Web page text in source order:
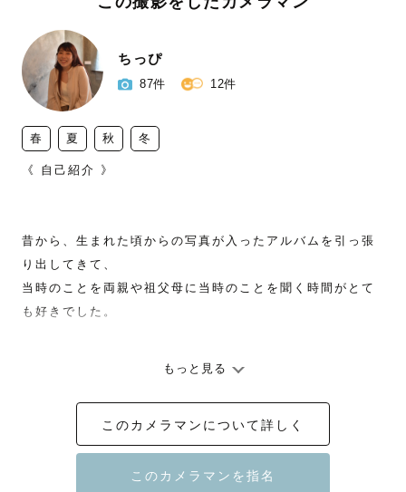
ちっぴ
87件 12件
春 夏 秋 冬
《 自己紹介 》
昔から、生まれた頃からの写真が入ったアルバムを引っ張
り出してきて、
当時のことを両親や祖父母に当時のことを聞く時間がとて
も好きでした。
誕生日に母の手料理とケーキが並べられたテーブルに座っ
母の口紅を塗りたくっていたずらしている写真
ブカブカの制服に大きいランドセルを背負った写真
もっと見る
このカメラマンについて詳しく